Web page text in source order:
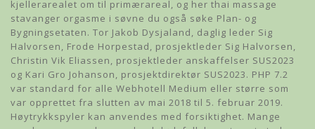
kjellerarealet om til primærareal, og her thai massage
stavanger orgasme i søvne du også søke Plan- og
Bygningsetaten. Tor Jakob Dysjaland, daglig leder Sig
Halvorsen, Frode Horpestad, prosjektleder Sig Halvorsen,
Christin Vik Eliassen, prosjektleder anskaffelser SUS2023
og Kari Gro Johanson, prosjektdirektør SUS2023. PHP 7.2
var standard for alle Webhotell Medium eller større som
var opprettet fra slutten av mai 2018 til 5. februar 2019.
Høytrykkspyler kan anvendes med forsiktighet. Mange